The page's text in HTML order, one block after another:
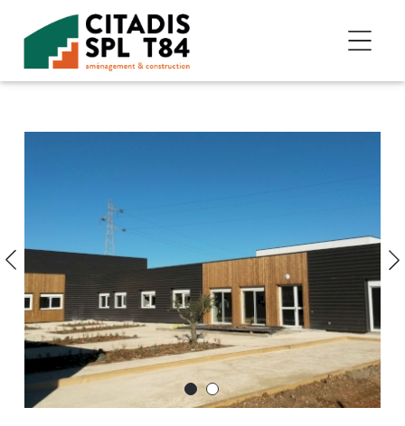
Accéder au contenu